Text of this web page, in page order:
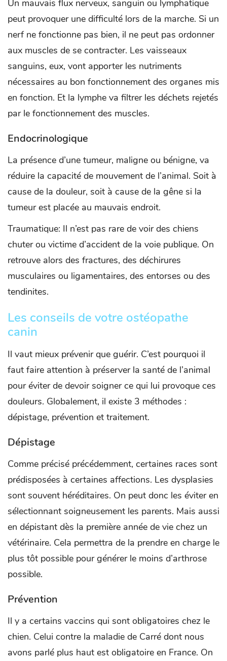
Un mauvais flux nerveux, sanguin ou lymphatique
peut provoquer une difficulté lors de la marche. Si un
nerf ne fonctionne pas bien, il ne peut pas ordonner
aux muscles de se contracter. Les vaisseaux
sanguins, eux, vont apporter les nutriments
nécessaires au bon fonctionnement des organes mis
en fonction. Et la lymphe va filtrer les déchets rejetés
par le fonctionnement des muscles.
Endocrinologique
La présence d’une tumeur, maligne ou bénigne, va
réduire la capacité de mouvement de l’animal. Soit à
cause de la douleur, soit à cause de la gêne si la
tumeur est placée au mauvais endroit.
Traumatique: Il n’est pas rare de voir des chiens
chuter ou victime d’accident de la voie publique. On
retrouve alors des fractures, des déchirures
musculaires ou ligamentaires, des entorses ou des
tendinites.
Les conseils de votre ostéopathe
canin
Il vaut mieux prévenir que guérir. C’est pourquoi il
faut faire attention à préserver la santé de l’animal
pour éviter de devoir soigner ce qui lui provoque ces
douleurs. Globalement, il existe 3 méthodes :
dépistage, prévention et traitement.
Dépistage
Comme précisé précédemment, certaines races sont
prédisposées à certaines affections. Les dysplasies
sont souvent héréditaires. On peut donc les éviter en
sélectionnant soigneusement les parents. Mais aussi
en dépistant dès la première année de vie chez un
vétérinaire. Cela permettra de la prendre en charge le
plus tôt possible pour générer le moins d’arthrose
possible.
Prévention
Il y a certains vaccins qui sont obligatoires chez le
chien. Celui contre la maladie de Carré dont nous
avons parlé plus haut est obligatoire en France. On